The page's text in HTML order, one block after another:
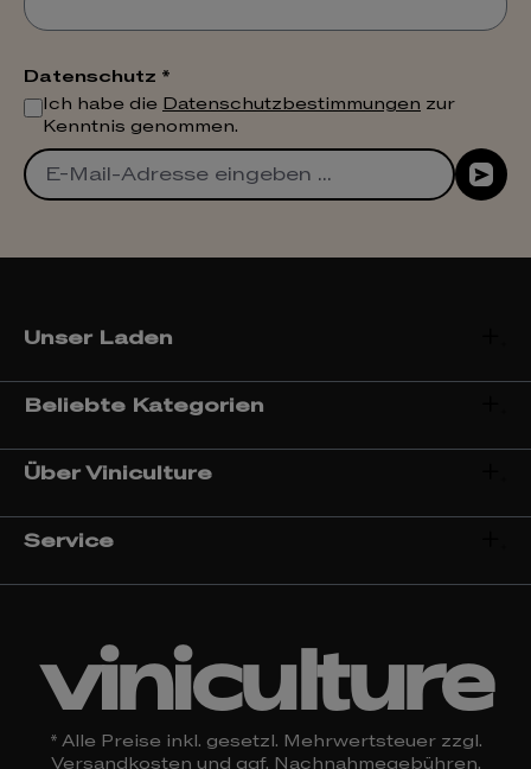
Datenschutz *
Ich habe die Datenschutzbestimmungen zur
Kenntnis genommen.
Unser Laden
Beliebte Kategorien
Über Viniculture
Service
viniculture
* Alle Preise inkl. gesetzl. Mehrwertsteuer zzgl.
Versandkosten und ggf. Nachnahmegebühren,